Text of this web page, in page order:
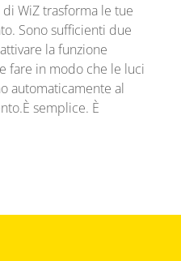
WiZ trasforma le tue
Sono sufficienti due
la funzione
fare in modo che le luci
automaticamente al
semplice. È